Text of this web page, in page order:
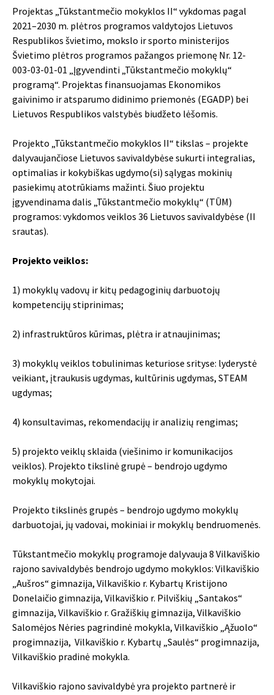
Projektas „Tūkstantmečio mokyklos II“ vykdomas pagal
2021–2030 m. plėtros programos valdytojos Lietuvos
Respublikos švietimo, mokslo ir sporto ministerijos
Švietimo plėtros programos pažangos priemonę Nr. 12-
003-03-01-01 „Įgyvendinti „Tūkstantmečio mokyklų“
programą“. Projektas finansuojamas Ekonomikos
gaivinimo ir atsparumo didinimo priemonės (EGADP) bei
Lietuvos Respublikos valstybės biudžeto lėšomis.
Projekto „Tūkstantmečio mokyklos II“ tikslas – projekte
dalyvaujančiose Lietuvos savivaldybėse sukurti integralias,
optimalias ir kokybiškas ugdymo(si) sąlygas mokinių
pasiekimų atotrūkiams mažinti. Šiuo projektu
įgyvendinama dalis „Tūkstantmečio mokyklų“ (TŪM)
programos: vykdomos veiklos 36 Lietuvos savivaldybėse (II
srautas).
Projekto veiklos:
1) mokyklų vadovų ir kitų pedagoginių darbuotojų
kompetencijų stiprinimas;
2) infrastruktūros kūrimas, plėtra ir atnaujinimas;
3) mokyklų veiklos tobulinimas keturiose srityse: lyderystė
veikiant, įtraukusis ugdymas, kultūrinis ugdymas, STEAM
ugdymas;
4) konsultavimas, rekomendacijų ir analizių rengimas;
5) projekto veiklų sklaida (viešinimo ir komunikacijos
veiklos). Projekto tikslinė grupė – bendrojo ugdymo
mokyklų mokytojai.
Projekto tikslinės grupės – bendrojo ugdymo mokyklų
darbuotojai, jų vadovai, mokiniai ir mokyklų bendruomenės.
Tūkstantmečio mokyklų programoje dalyvauja 8 Vilkaviškio
rajono savivaldybės bendrojo ugdymo mokyklos: Vilkaviškio
„Aušros“ gimnazija, Vilkaviškio r. Kybartų Kristijono
Donelaičio gimnazija, Vilkaviškio r. Pilviškių „Santakos“
gimnazija, Vilkaviškio r. Gražiškių gimnazija, Vilkaviškio
Salomėjos Nėries pagrindinė mokykla, Vilkaviškio „Ąžuolo“
progimnazija, Vilkaviškio r. Kybartų „Saulės“ progimnazija,
Vilkaviškio pradinė mokykla.
Vilkaviškio rajono savivaldybė yra projekto partnerė ir